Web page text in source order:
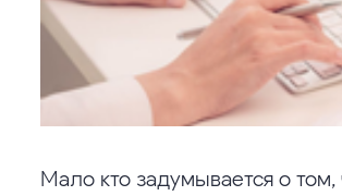
Мало кто задумывается о